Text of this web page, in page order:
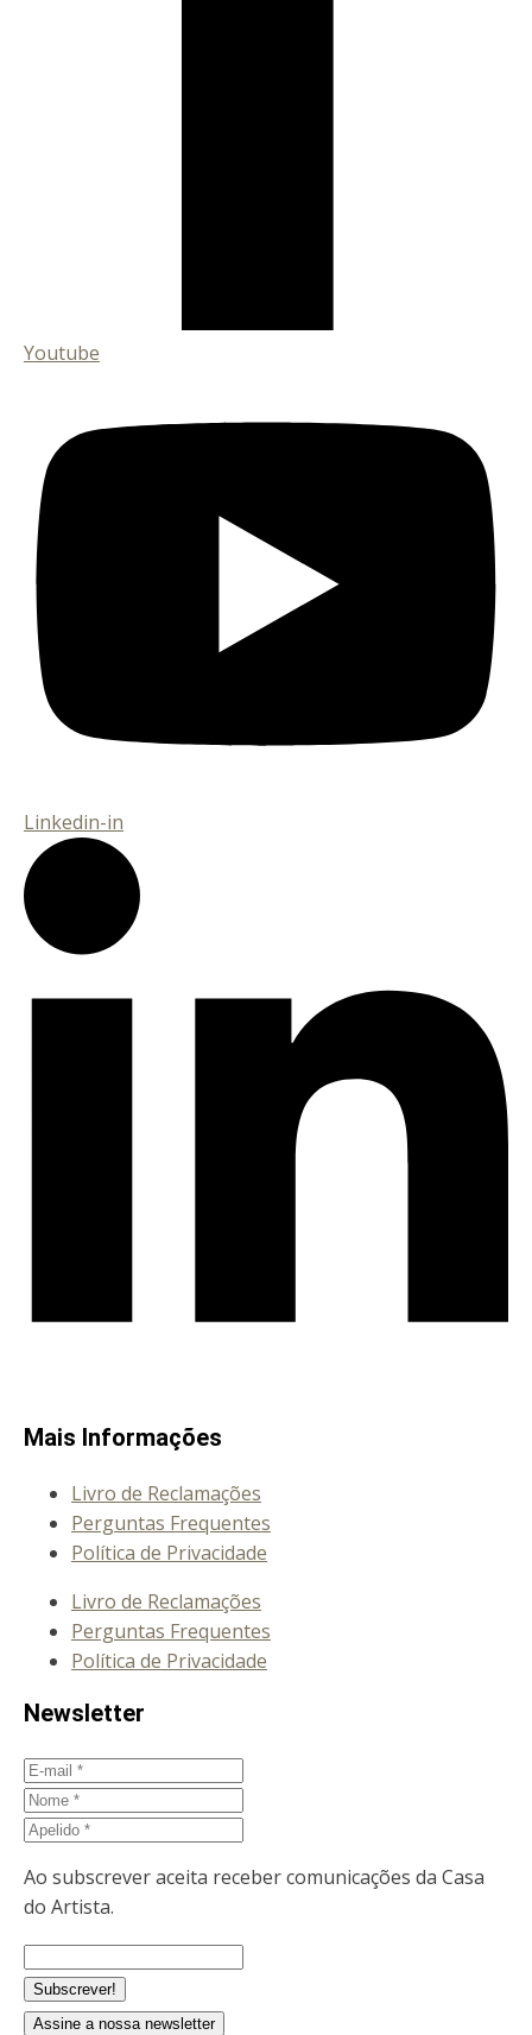
Youtube
Linkedin-in
Mais Informações
Livro de Reclamações
Perguntas Frequentes
Política de Privacidade
Livro de Reclamações
Perguntas Frequentes
Política de Privacidade
Newsletter
E-
mail
Nome
Apelido
Ao subscrever aceita receber comunicações da Casa
do Artista.
Assine a nossa newsletter